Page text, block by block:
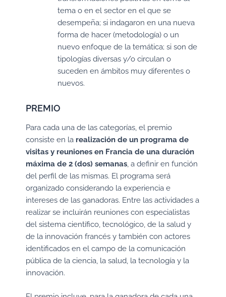
tema o en el sector en el que se
desempeña; si indagaron en una nueva
forma de hacer (metodología) o un
nuevo enfoque de la temática; si son de
tipologías diversas y/o circulan o
suceden en ámbitos muy diferentes o
nuevos.
PREMIO
Para cada una de las categorías, el premio
consiste en la realización de un programa de
visitas y reuniones en Francia de una duración
máxima de 2 (dos) semanas, a definir en función
del perfil de las mismas. El programa será
organizado considerando la experiencia e
intereses de las ganadoras. Entre las actividades a
realizar se incluirán reuniones con especialistas
del sistema científico, tecnológico, de la salud y
de la innovación francés y también con actores
identificados en el campo de la comunicación
pública de la ciencia, la salud, la tecnología y la
innovación.